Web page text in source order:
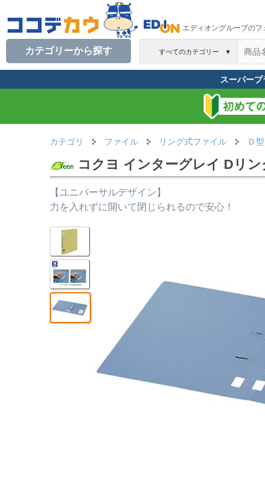
エディオングループの
すべてのカテゴリー ▼
カテゴリーから探す
スーパープ
カテゴリ ファイル リング式ファイル Ｄ
コクヨ インターグレイ Dリ
【ユニバーサルデザイン】
力を入れずに開いて閉じられるので安心！